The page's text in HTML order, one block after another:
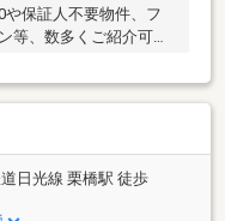
保証人不要物件、フ
等、数多くご紹介可能
日光線 栗橋駅 徒歩